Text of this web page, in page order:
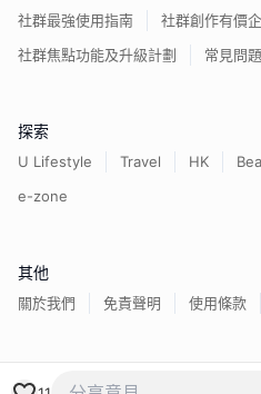
社群最強使用指南
社群創作有價
社群焦點功能及升級計劃
常見問題
探索
U Lifestyle Travel HK
e-zone
其他
關於我們 免責聲明 使用條款
香港經濟日報版權所有©